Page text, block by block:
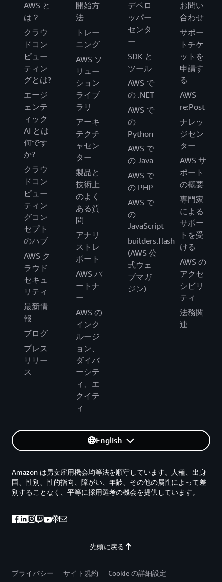
AWS と
は？
クラウ
ドコン
ピュー
ティン
グとは?
エージ
ェンテ
ィック
AI とは
何です
か?
クラウ
ドコン
ピュー
ティン
グコン
セプト
のハブ
AWS ク
ラウド
セキュ
リティ
最新情
報
ブログ
プレス
リリー
ス
開始方
法
トレー
ニング
AWS ソ
リュー
ション
ライブ
ラリ
アーキ
テクチ
ャセン
ター
製品と
技術上
のよく
ある質
問
アナリ
ストレ
ポート
AWS パ
ートナ
ー
AWS の
インク
ルージ
ョン、
ダイバ
ーシテ
ィ、エ
クイテ
ィ
デベロ
ッパー
センタ
ー
SDK と
ツール
AWS で
の .NET
AWS で
の
Python
AWS で
の Java
AWS で
の PHP
AWS で
の
JavaScript
builders.flash
(AWS 公
式ウェ
ブマガ
ジン)
お問い
合わせ
サポー
トチケ
ットを
申請す
る
AWS
re:Post
ナレッ
ジセン
ター
AWS サ
ポート
の概要
専門家
による
サポー
トを受
ける
AWS の
アクセ
シビリ
ティ
法務関
連
English
先頭に戻る
Amazon は男女雇用機会均等法を順守しています。人種、出身
国、性別、性的指向、障がい、年齢、その他の属性によって差
別することなく、平等に採用選考の機会を提供しています。
プライバシー サイト規約
Cookie の詳細設定